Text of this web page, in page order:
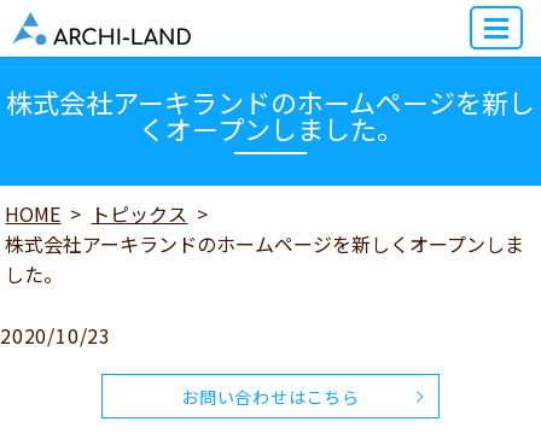
株式会社アーキランドのホームページを新し
くオープンしました。
HOME
トピックス
株式会社アーキランドのホームページを新しくオープンしま
した。
2020/10/23
お問い合わせはこちら